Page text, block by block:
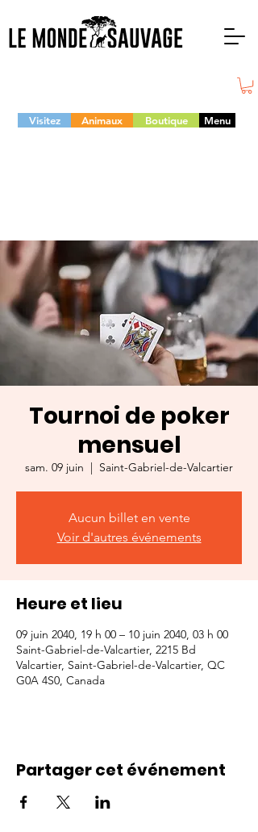
Visitez Animaux Boutique Menu
Tournoi de poker
mensuel
sam. 09 juin
  |
Saint-Gabriel-de-Valcartier
Aucun billet en vente
Voir d'autres événements
Heure et lieu
09 juin 2040, 19 h 00 – 10 juin 2040, 03 h 00
Saint-Gabriel-de-Valcartier, 2215 Bd
Valcartier, Saint-Gabriel-de-Valcartier, QC
G0A 4S0, Canada
Partager cet événement